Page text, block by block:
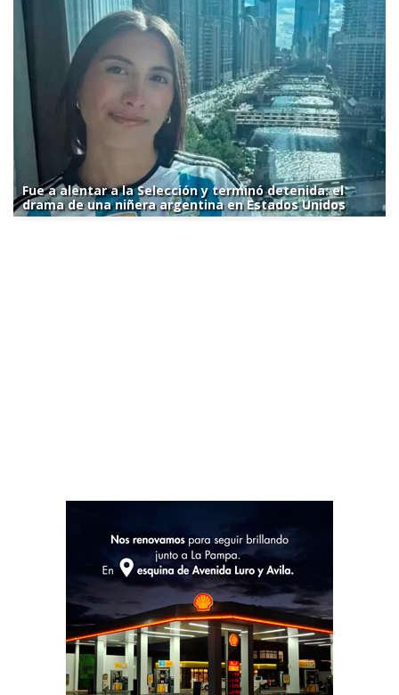
Fue a alentar a la Selección y terminó detenida: el
drama de una niñera argentina en Estados Unidos